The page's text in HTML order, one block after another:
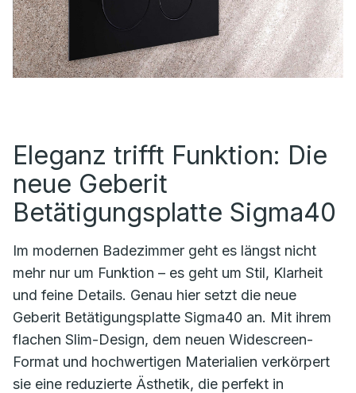
Eleganz trifft Funktion: Die
neue Geberit
Betätigungsplatte Sigma40
Im modernen Badezimmer geht es längst nicht
mehr nur um Funktion – es geht um Stil, Klarheit
und feine Details. Genau hier setzt die neue
Geberit Betätigungsplatte Sigma40 an. Mit ihrem
flachen Slim-Design, dem neuen Widescreen-
Format und hochwertigen Materialien verkörpert
sie eine reduzierte Ästhetik, die perfekt in